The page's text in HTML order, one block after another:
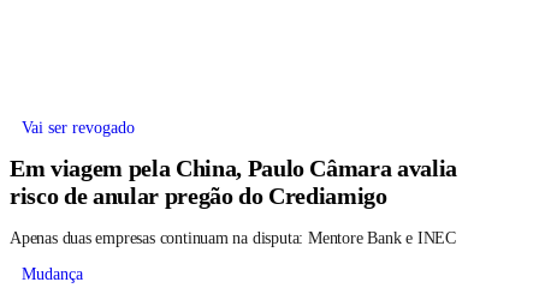
Vai ser revogado
Em viagem pela China, Paulo Câmara avalia
risco de anular pregão do Crediamigo
Apenas duas empresas continuam na disputa: Mentore Bank e INEC
Mudança